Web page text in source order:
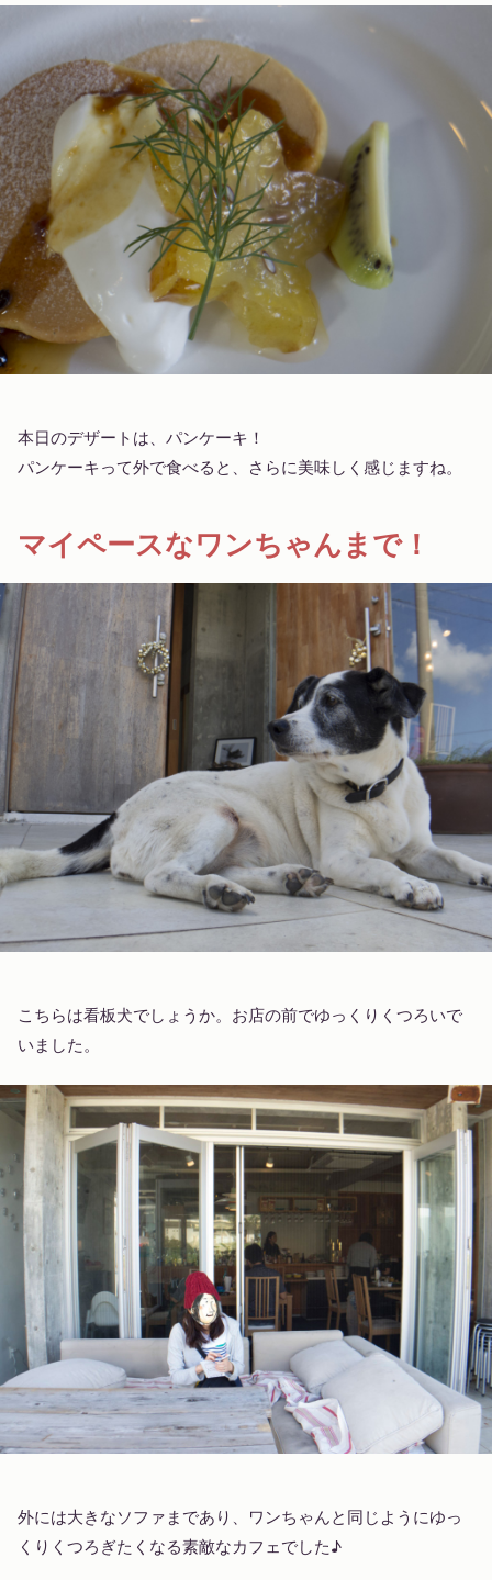
本日のデザートは、パンケーキ！
パンケーキって外で食べると、さらに美味しく感じますね。
マイペースなワンちゃんまで！
こちらは看板犬でしょうか。お店の前でゆっくりくつろいで
いました。
外には大きなソファまであり、ワンちゃんと同じようにゆっ
くりくつろぎたくなる素敵なカフェでした♪